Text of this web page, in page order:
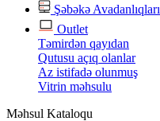
Şəbəkə Avadanlıqları
Outlet
Təmirdən qayıdan
Qutusu açıq olanlar
Az istifadə olunmuş
Vitrin məhsulu
Məhsul Kataloqu